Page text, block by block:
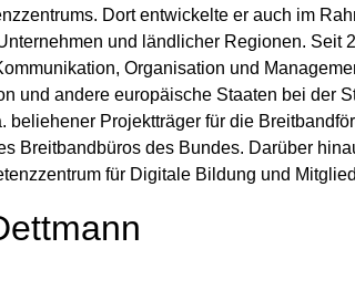
Dort entwickelte er auch im
und ländlicher Regionen. Seit
Organisation und
und andere europäische Staaten bei der
beliehener Projektträger für die
Breitbandbüros des Bundes. Darüber
für Digitale Bildung und